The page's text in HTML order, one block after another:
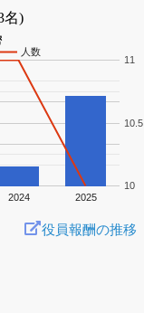
名)
人数
2024 2025
10
10.5
11
役員報酬の推移